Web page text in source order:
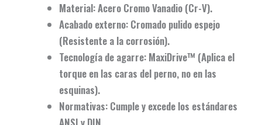
Material:Acero Cromo Vanadio (Cr-V).
Acabado externo: Cromado pulido espejo
(Resistente a la corrosión).
Tecnología de agarre: MaxiDrive™ (Aplica el
torque en las caras del perno, no en las
esquinas).
Normativas: Cumple y excede los estándares